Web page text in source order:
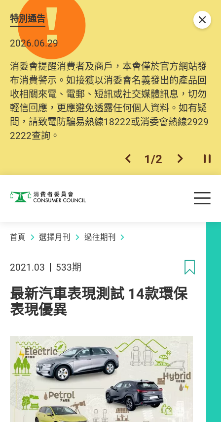
特別通告
2026.06.29
消委會提醒消費者及商戶，本會僅於官方網站發
布消費警示。如接獲以消委會名義發出的產品回
收相關來電、電郵、短訊或社交媒體訊息，切勿
輕信回應，更應避免透露任何個人資料。如有疑
問，請致電防騙易熱線18222或消委會熱線2929
2222查詢。
上一個
1/2 下一個開
關閉
消費者委員會 目
首頁 選擇月刊 過往期刊
2021.03 533期
最新汽車表現測試 14款環保
表現優異